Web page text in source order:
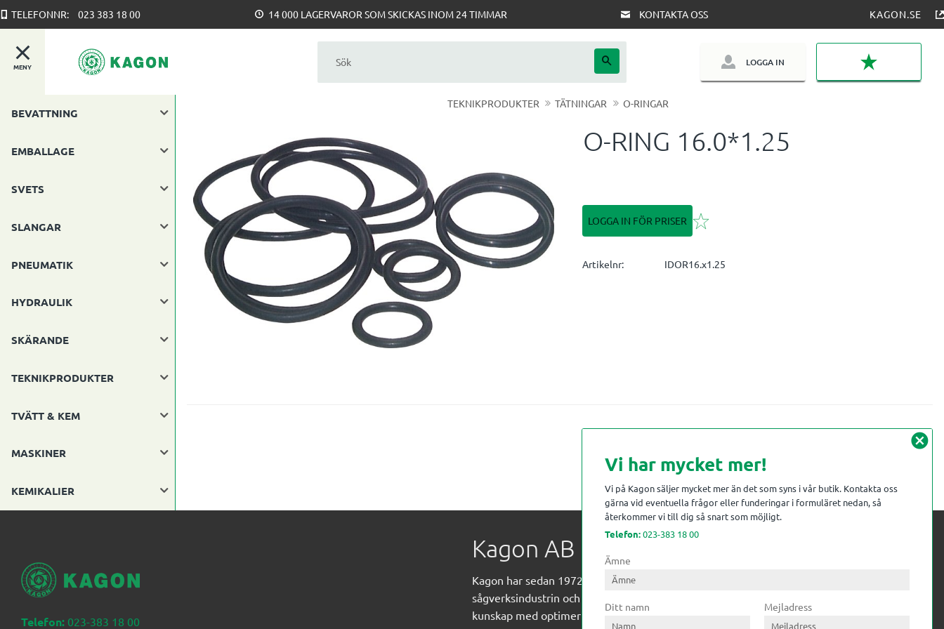
TELEFONNR: 023 383 18 00 14 000 LAGERVAROR SOM SKICKAS INOM 24 TIMMAR KONTAKTA OSS KAGON.SE
MENY LOGGA IN
TEKNIKPRODUKTER TÄTNINGAR O-RINGAR
O-RING 16.0*1.25
LOGGA IN FÖR PRISER Lägg till i favoriter
Artikelnr IDOR16.x1.25
BEVATTNING
EMBALLAGE
SVETS
SLANGAR
PNEUMATIK
HYDRAULIK
SKÄRANDE
TEKNIKPRODUKTER
TVÄTT & KEM
MASKINER
KEMIKALIER
Telefon: 023-383 18 00
Kagon AB
Kagon har sedan 1972 levererat kompetens till
sågverksindustrin och övrig industri. Till träindustrin tillför vi
kunskap med optimeringslösningar från timmerplanen hela
cancel
Vi har mycket mer!
Vi på Kagon säljer mycket mer än det som syns i vår butik. Kontakta oss
gärna vid eventuella frågor eller funderingar i formuläret nedan, så
återkommer vi till dig så snart som möjligt.
Telefon:023-383 18 00
Ämne
Ditt namn Mejladress